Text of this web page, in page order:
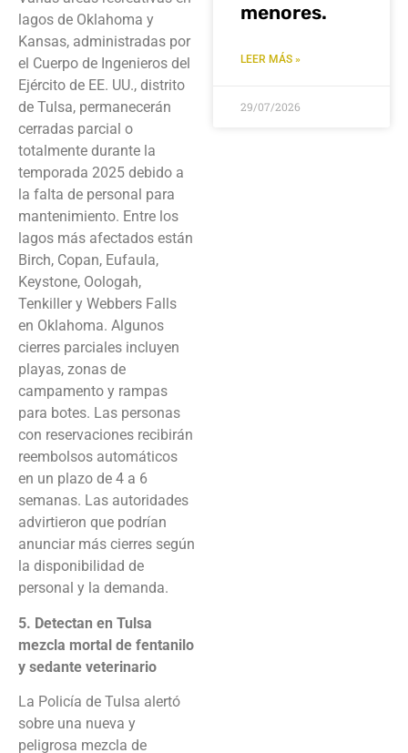
lagos de Oklahoma y
Kansas, administradas por
el Cuerpo de Ingenieros del
Ejército de EE. UU., distrito
de Tulsa, permanecerán
cerradas parcial o
totalmente durante la
temporada 2025 debido a
la falta de personal para
mantenimiento. Entre los
lagos más afectados están
Birch, Copan, Eufaula,
Keystone, Oologah,
Tenkiller y Webbers Falls
en Oklahoma. Algunos
cierres parciales incluyen
playas, zonas de
campamento y rampas
para botes. Las personas
con reservaciones recibirán
reembolsos automáticos
en un plazo de 4 a 6
semanas. Las autoridades
advirtieron que podrían
anunciar más cierres según
la disponibilidad de
personal y la demanda.
5. Detectan en Tulsa
mezcla mortal de fentanilo
y sedante veterinario
La Policía de Tulsa alertó
sobre una nueva y
peligrosa mezcla de
menores.
LEER MÁS »
29/07/2026